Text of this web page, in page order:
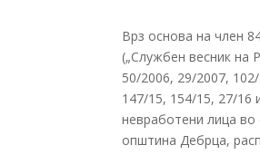
Врз основа на член
(„Службен весник на
50/2006, 29/2007,
147/15, 154/15, 27/16
невработени лица во
општина Дебрца,